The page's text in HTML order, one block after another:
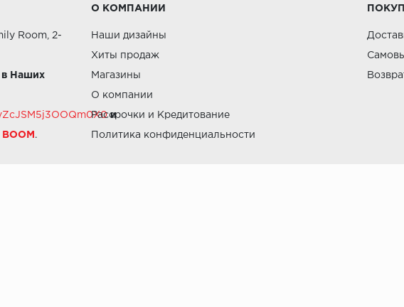
Room, 2-
в Наших
и
.
О КОМПАНИИ
Наши дизайны
Хиты продаж
Магазины
О компании
Рассрочки и Кредитование
Политика конфиденциальности